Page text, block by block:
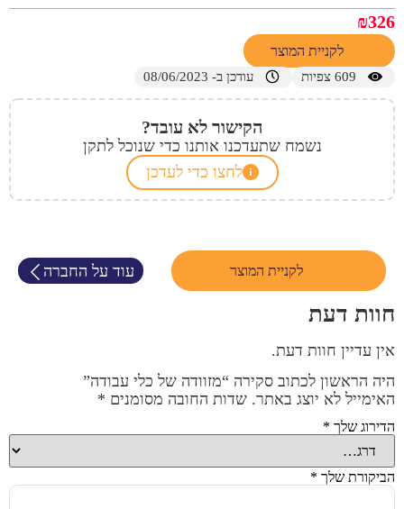
₪326
לקניית המוצר
609 צפיות עודכן ב- 08/06/2023
הקישור לא עובד?
נשמח שתעדכנו אותנו כדי שנוכל לתקן
לחצו כדי לעדכן
לקניית המוצר עוד על החברה
חוות דעת
אין עדיין חוות דעת.
היה הראשון לכתוב סקירה “מזוודה של כלי עבודה”
האימייל לא יוצג באתר. שדות החובה מסומנים *
הדירוג שלך *
הביקורת שלך *